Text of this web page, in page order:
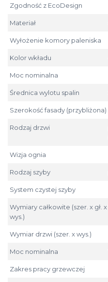
Zgodność z EcoDesign
Materiał
Wyłożenie komory paleniska
Kolor wkładu
Moc nominalna
Średnica wylotu spalin
Szerokość fasady (przybliżona)
Rodzaj drzwi
Wizja ognia
Rodzaj szyby
System czystej szyby
Wymiary całkowite (szer. x gł. x
wys.)
Wymiar drzwi (szer. x wys.)
Moc nominalna
Zakres pracy grzewczej